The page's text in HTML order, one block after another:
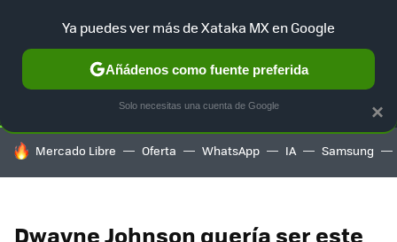
SELECCIÓN GAMING HOME AUTO TERRITORIO
HOY SE HABLA DE
Mercado Libre Oferta WhatsApp IA Samsung
Dwayne Johnson quería ser este
×
Ya puedes ver más de Xataka MX en Google
Añádenos como fuente preferida
Solo necesitas una cuenta de Google